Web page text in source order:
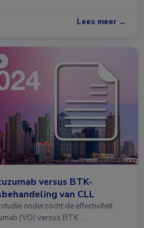
Lees meer →
versus BTK-
van CLL
onderzocht de effectiviteit
(VO) versus BTK …